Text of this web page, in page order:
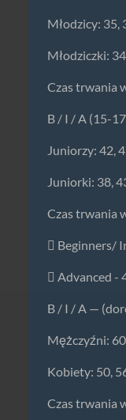
Młodzicy: 35,
Młodziczki:
Czas trwania
B / I / A (15-
Juniorzy: 42,
Juniorki: 38,
Czas trwania
 Beginners/
 Advanced -
B / I / A —
Mężczyźni:
Kobiety: 50,
Czas trwania